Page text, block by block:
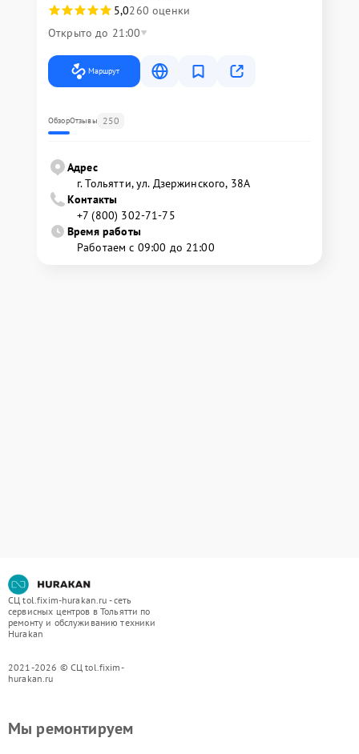
5,0260 оценки
Открыто до 21:00
Маршрут
ОбзорОтзывы 250
Адрес
г. Тольятти, ул. Дзержинского, 38А
Контакты
+7 (800) 302-71-75
Время работы
Работаем с 09:00 до 21:00
СЦ tol.fixim-hurakan.ru - сеть
сервисных центров в Тольятти по
ремонту и обслуживанию техники
Hurakan
2021-2026 © СЦ tol.fixim-
hurakan.ru
Мы ремонтируем